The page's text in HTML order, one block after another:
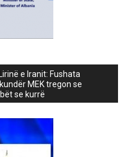
e Iranit: Fushata
MEK tregon se
se kurrë